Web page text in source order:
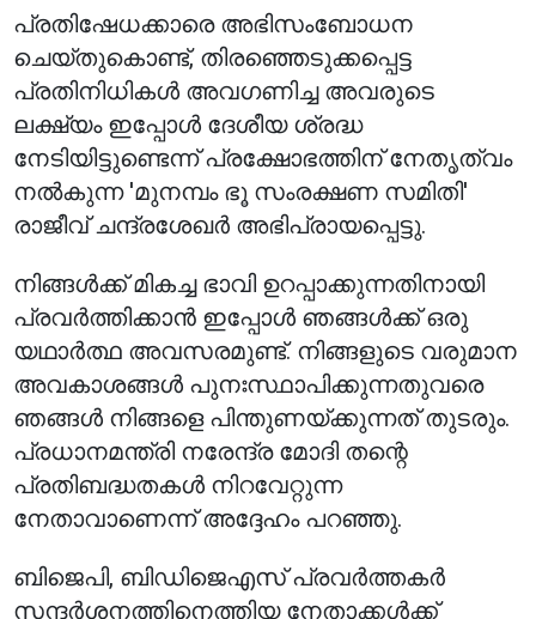
പ്രതിഷേധക്കാരെ അഭിസംബോധന
ചെയ്തുകൊണ്ട്, തിരഞ്ഞെടുക്കപ്പെട്ട
പ്രതിനിധികൾ അവഗണിച്ച അവരുടെ
ലക്ഷ്യം ഇപ്പോൾ ദേശീയ ശ്രദ്ധ
നേടിയിട്ടുണ്ടെന്ന് പ്രക്ഷോഭത്തിന് നേതൃത്വം
നൽകുന്ന 'മുനമ്പം ഭൂ സംരക്ഷണ സമിതി'
രാജീവ് ചന്ദ്രശേഖർ അഭിപ്രായപ്പെട്ടു.
നിങ്ങൾക്ക് മികച്ച ഭാവി ഉറപ്പാക്കുന്നതിനായി
പ്രവർത്തിക്കാൻ ഇപ്പോൾ ഞങ്ങൾക്ക് ഒരു
യഥാർത്ഥ അവസരമുണ്ട്. നിങ്ങളുടെ വരുമാന
അവകാശങ്ങൾ പുനഃസ്ഥാപിക്കുന്നതുവരെ
ഞങ്ങൾ നിങ്ങളെ പിന്തുണയ്ക്കുന്നത് തുടരും.
പ്രധാനമന്ത്രി നരേന്ദ്ര മോദി തന്റെ
പ്രതിബദ്ധതകൾ നിറവേറ്റുന്ന
നേതാവാണെന്ന് അദ്ദേഹം പറഞ്ഞു.
ബിജെപി, ബിഡിജെഎസ് പ്രവർത്തകർ
സന്ദർശനത്തിനെത്തിയ നേതാക്കൾക്ക്